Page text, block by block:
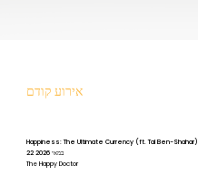
אירוע קודם
Happiness: The Ultimate Currency (ft. Tal Ben-Shahar)
22 במאי 2026
The Happy Doctor